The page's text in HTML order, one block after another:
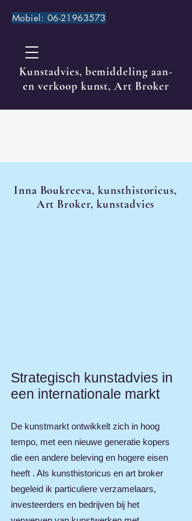
Mobiel: 06-21963573
Kunstadvies, bemiddeling aan-
en verkoop kunst, Art Broker
Inna Boukreeva, kunsthistoricus,
Art Broker, kunstadvies
Strategisch kunstadvies in
een internationale markt
De kunstmarkt ontwikkelt zich in hoog
tempo, met een nieuwe generatie kopers
die een andere beleving en hogere eisen
heeft . Als kunsthistoricus en art broker
begeleid ik particuliere verzamelaars,
investeerders en bedrijven bij het